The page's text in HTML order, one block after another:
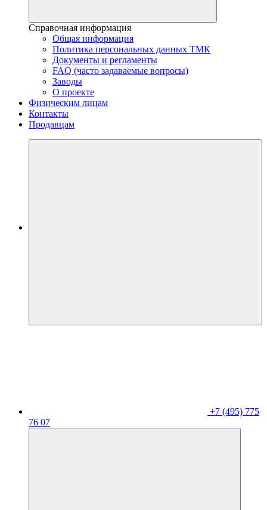
Справочная информация
Общая информация
Политика персональных данных ТМК
Документы и регламенты
FAQ (часто задаваемые вопросы)
Заводы
О проекте
Физическим лицам
Контакты
Продавцам
+7 (495) 775
76 07